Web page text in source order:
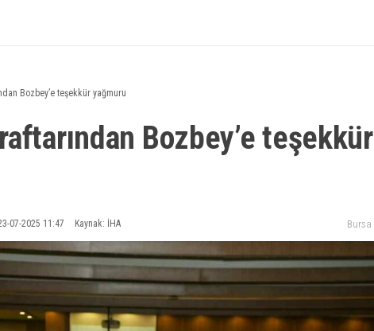
Bozbey’e teşekkür yağmuru
Bozbey’e teşekkür
07-2025 11:47 Kaynak: İHA Bursa